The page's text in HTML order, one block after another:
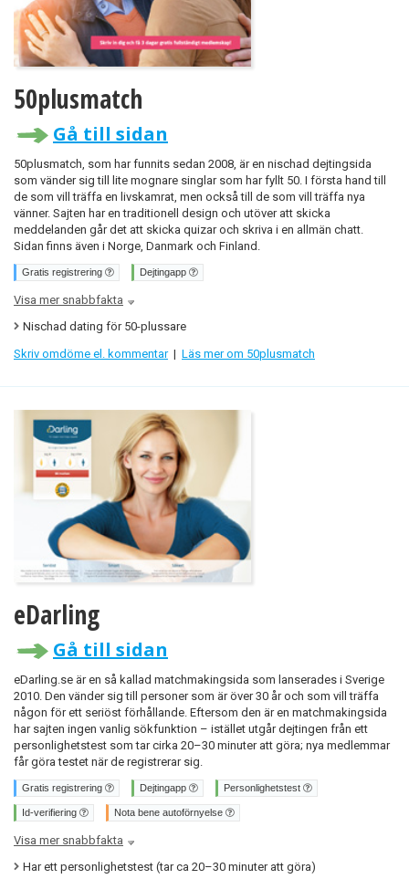
50plusmatch
Gå till sidan
50plusmatch, som har funnits sedan 2008, är en nischad dejtingsida
som vänder sig till lite mognare singlar som har fyllt 50. I första hand till
de som vill träffa en livskamrat, men också till de som vill träffa nya
vänner. Sajten har en traditionell design och utöver att skicka
meddelanden går det att skicka quizar och skriva i en allmän chatt.
Sidan finns även i Norge, Danmark och Finland.
Gratis registrering Dejtingapp
Visa mer snabbfakta
Nischad dating för 50-plussare
Skriv omdöme el. kommentar | Läs mer om 50plusmatch
eDarling
Gå till sidan
eDarling.se är en så kallad matchmakingsida som lanserades i Sverige
2010. Den vänder sig till personer som är över 30 år och som vill träffa
någon för ett seriöst förhållande. Eftersom den är en matchmakingsida
har sajten ingen vanlig sökfunktion – istället utgår dejtingen från ett
personlighetstest som tar cirka 20–30 minuter att göra; nya medlemmar
får göra testet när de registrerar sig.
Gratis registrering Dejtingapp Personlighetstest
Id-verifiering Nota bene autoförnyelse
Visa mer snabbfakta
Har ett personlighetstest (tar ca 20–30 minuter att göra)